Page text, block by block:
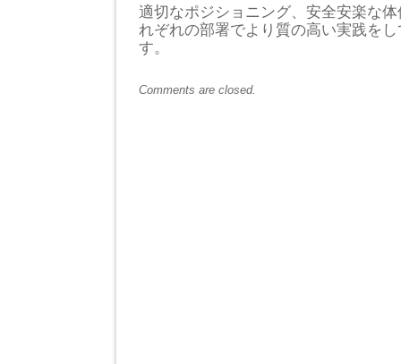
適切なポジショニング、安全安楽な
れぞれの部署でより質の高い実践を
す。
Comments are closed.